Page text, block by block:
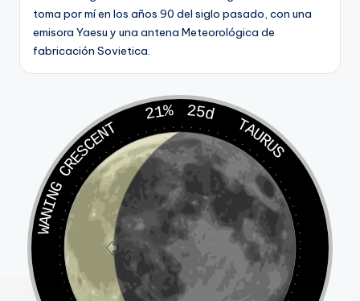
toma por mí en los años 90 del siglo pasado, con una
emisora Yaesu y una antena Meteorológica de
fabricación Sovietica.
21% 25d
TAURUS
WANING CRESCENT